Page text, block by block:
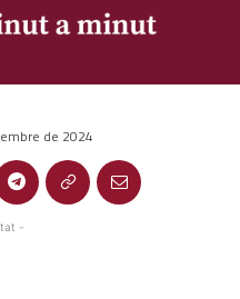
de 2024
-